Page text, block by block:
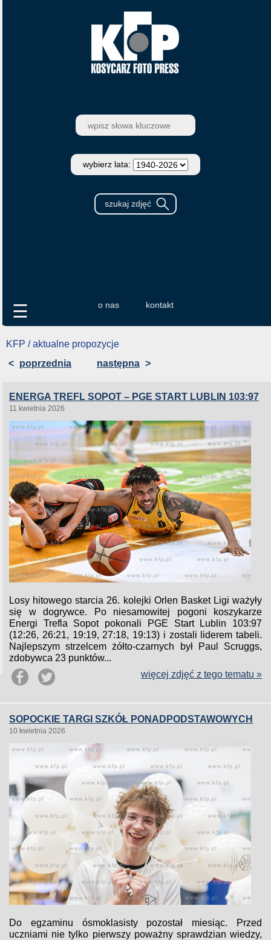
wybierz lata:
o nas kontakt
☰
KFP / aktualne propozycje
< poprzednia następna >
ENERGA TREFL SOPOT – PGE START LUBLIN 103:97
11 kwietnia 2026
Losy hitowego starcia 26. kolejki Orlen Basket Ligi ważyły
się w dogrywce. Po niesamowitej pogoni koszykarze
Energi Trefla Sopot pokonali PGE Start Lublin 103:97
(12:26, 26:21, 19:19, 27:18, 19:13) i zostali liderem tabeli.
Najlepszym strzelcem żółto-czarnych był Paul Scruggs,
zdobywca 23 punktów...
więcej zdjęć z tego tematu »
SOPOCKIE TARGI SZKÓŁ PONADPODSTAWOWYCH
10 kwietnia 2026
Do egzaminu ósmoklasisty pozostał miesiąc. Przed
uczniami nie tylko pierwszy poważny sprawdzian wiedzy,